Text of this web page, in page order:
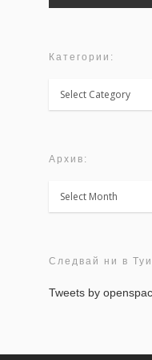
Категории:
Категории:
Архив:
Архив:
Следвай ни в
Tweets by